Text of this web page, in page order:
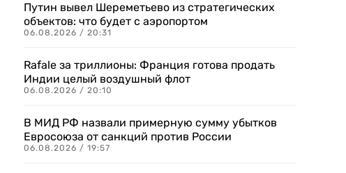
Путин вывел Шереметьево из стратегических
объектов: что будет с аэропортом
06.08.2026 / 20:31
Rafale за триллионы: Франция готова продать
Индии целый воздушный флот
06.08.2026 / 20:10
В МИД РФ назвали примерную сумму убытков
Евросоюза от санкций против России
06.08.2026 / 19:57